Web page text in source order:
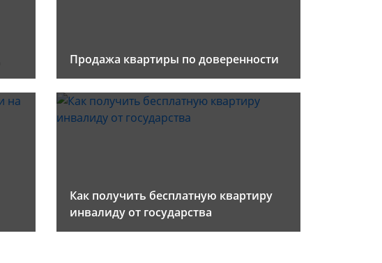
Продажа квартиры по доверенности
Как получить бесплатную квартиру
инвалиду от государства